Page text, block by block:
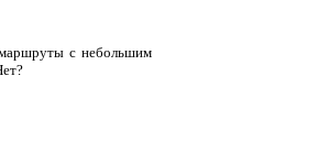
с небольшим